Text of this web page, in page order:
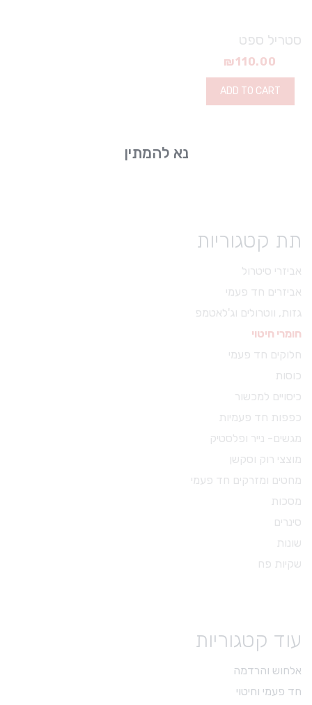
נא להמתין
סטריל ספט
₪110.00
ADD TO CART
תת קטגוריות
אביזרי סיטרול
אביזרים חד פעמי
גזות, ווטרולים וג'לאטמפ
חומרי חיטוי
חלוקים חד פעמי
כוסות
כיסויים למכשור
כפפות חד פעמיות
מגשים- נייר ופלסטיק
מוצצי רוק וסקשן
מחטים ומזרקים חד פעמי
מסכות
סינרים
שונות
שקיות פח
עוד קטגוריות
אלחוש והרדמה
חד פעמי וחיטוי